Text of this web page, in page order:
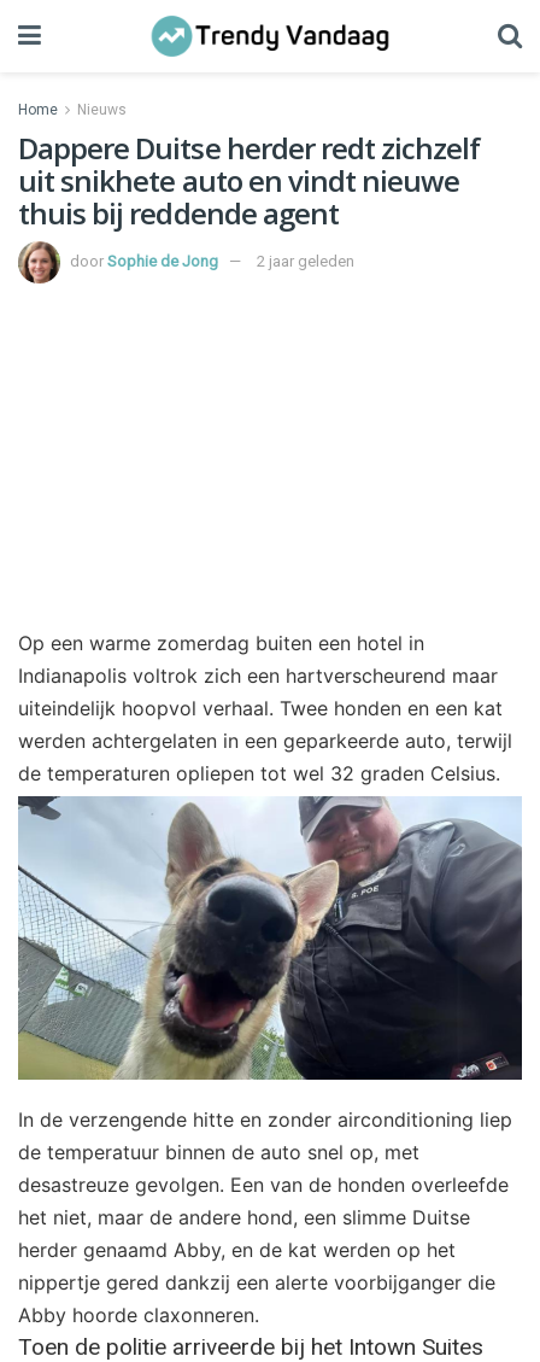
Home Nieuws
Dappere Duitse herder redt zichzelf
uit snikhete auto en vindt nieuwe
thuis bij reddende agent
door Sophie de Jong 2 jaar geleden
Op een warme zomerdag buiten een hotel in
Indianapolis voltrok zich een hartverscheurend maar
uiteindelijk hoopvol verhaal. Twee honden en een kat
werden achtergelaten in een geparkeerde auto, terwijl
de temperaturen opliepen tot wel 32 graden Celsius.
In de verzengende hitte en zonder airconditioning liep
de temperatuur binnen de auto snel op, met
desastreuze gevolgen. Een van de honden overleefde
het niet, maar de andere hond, een slimme Duitse
herder genaamd Abby, en de kat werden op het
nippertje gered dankzij een alerte voorbijganger die
Abby hoorde claxonneren.
Toen de politie arriveerde bij het Intown Suites